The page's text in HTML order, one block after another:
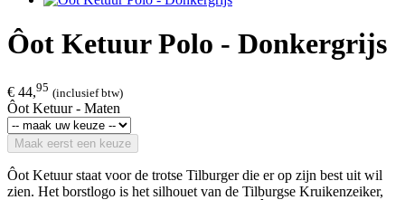
Ôot Ketuur Polo - Donkergrijs
€ 44,95 (inclusief btw)
Ôot Ketuur - Maten
Maak eerst een keuze
Ôot Ketuur staat voor de trotse Tilburger die er op zijn best uit wil
zien. Het borstlogo is het silhouet van de Tilburgse Kruikenzeiker,